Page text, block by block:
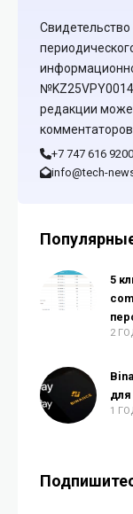
Свидетельство
редакции
комментаторов
+7 747 616 9200
info@tech-
5
2
Binance
для
1